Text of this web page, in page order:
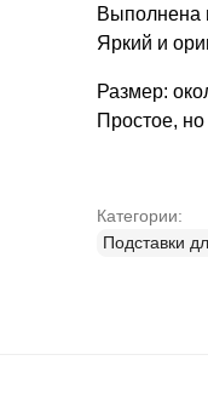
Выполнена
Яркий и
Размер:
Простое,
Категории:
Подставки